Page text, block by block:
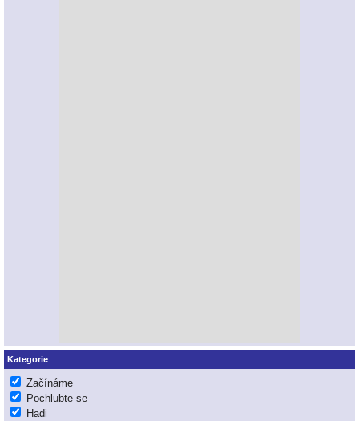
Kategorie
Začínáme
Pochlubte se
Hadi